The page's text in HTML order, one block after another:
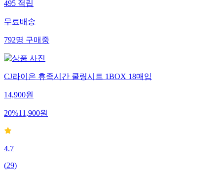
495적립
무료배송
792명구매중
CJ라이온 휴족시간 쿨링시트 1BOX 18매입
14,900원
20%11,900원
4.7
(29)